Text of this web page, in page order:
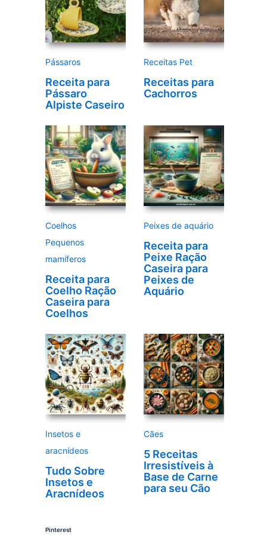
v
í
d
e
Pássaros
Receita para
Pássaro
Alpiste Caseiro
Receitas Pet
Receitas para
Cachorros
Coelhos
Pequenos
mamíferos
Receita para
Coelho Ração
Caseira para
Coelhos
Peixes de aquário
Receita para
Peixe Ração
Caseira para
Peixes de
Aquário
Insetos e
aracnídeos
Tudo Sobre
Insetos e
Aracnídeos
Cães
5 Receitas
Irresistíveis à
Base de Carne
para seu Cão
Pinterest